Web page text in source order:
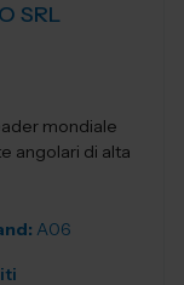
SRL
mondiale
angolari di alta
A06